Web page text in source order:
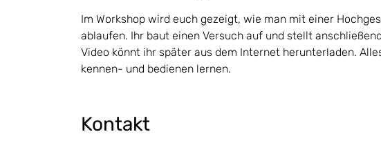
Im Workshop wird euch gezeigt, wie man mit einer
ablaufen. Ihr baut einen Versuch auf und stellt
Video könnt ihr später aus dem Internet herunterladen.
kennen- und bedienen lernen.
Kontakt